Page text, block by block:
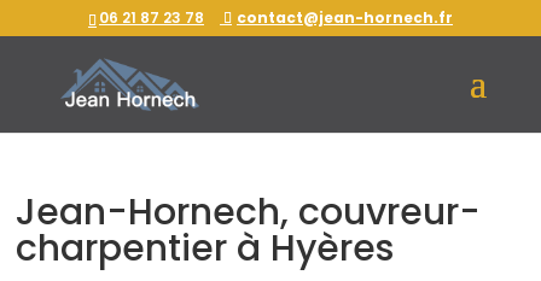
06 21 87 23 78 contact@jean-hornech.fr
Jean-Hornech, couvreur-
charpentier à Hyères